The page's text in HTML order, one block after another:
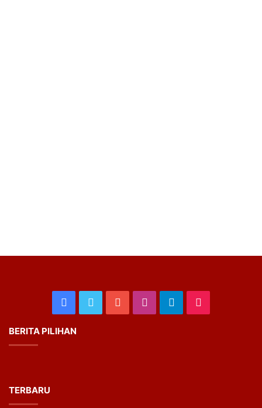
Facebook
Twitter YouTubeInstagram
Telegram
BERITA PILIHAN
TERBARU